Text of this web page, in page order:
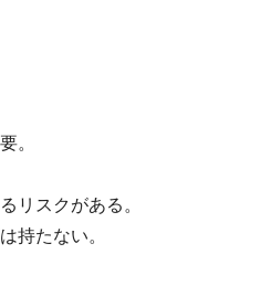
。
リスクがある。
持たない。